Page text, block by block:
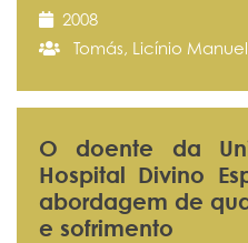
2008
Tomás, Licínio
O doente da
Hospital Divino
abordagem de
e sofrimento